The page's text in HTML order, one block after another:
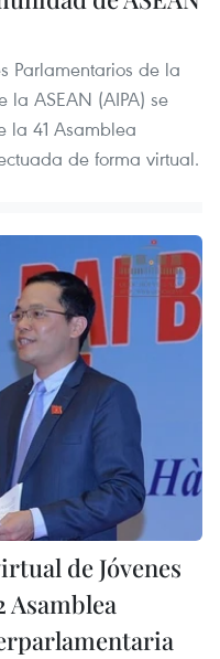
Parlamentarios de la
ASEAN (AIPA) se
la 41 Asamblea
de forma virtual.
de Jóvenes
Asamblea